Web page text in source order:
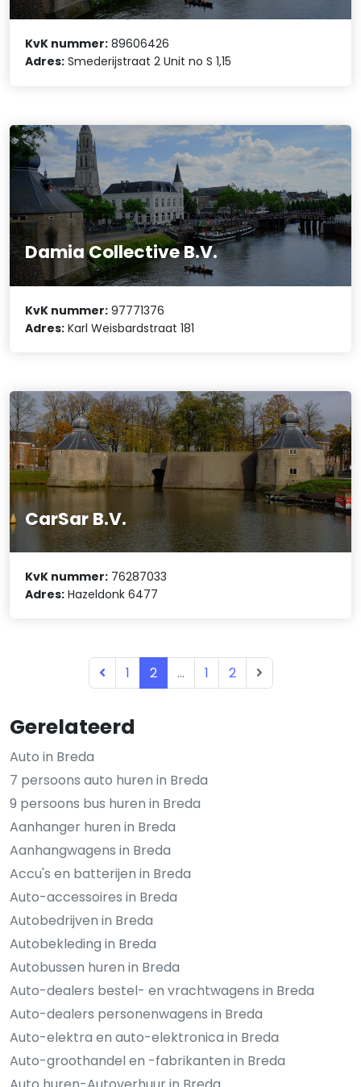
Gerelateerd
Auto in Breda
7 persoons auto huren in Breda
9 persoons bus huren in Breda
Aanhanger huren in Breda
Aanhangwagens in Breda
Accu's en batterijen in Breda
Auto-accessoires in Breda
Autobedrijven in Breda
Autobekleding in Breda
Autobussen huren in Breda
Auto-dealers bestel- en vrachtwagens in Breda
Auto-dealers personenwagens in Breda
Auto-elektra en auto-elektronica in Breda
Auto-groothandel en -fabrikanten in Breda
KvK nummer: 89606426
Adres: Smederijstraat 2 Unit no S 1,15
Damia Collective B.V.
KvK nummer: 97771376
Adres: Karl Weisbardstraat 181
CarSar B.V.
KvK nummer: 76287033
Adres: Hazeldonk 6477
1 2 ... 1 2